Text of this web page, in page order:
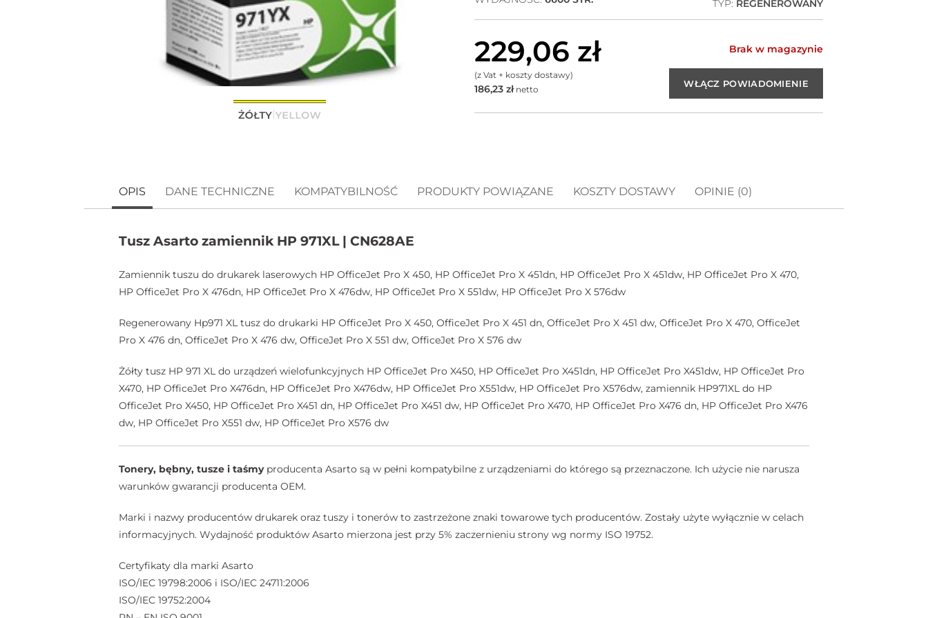
TYP: REGENEROWANY
229,06 zł
(z Vat + koszty dostawy)
186,23 złnetto
Brak w magazynie
OPIS DANE TECHNICZNE KOMPATYBILNOŚĆ PRODUKTY POWIĄZANE KOSZTY DOSTAWY OPINIE (0)
Tusz Asarto zamiennik HP 971XL | CN628AE
Zamiennik tuszu do drukarek laserowych HP OfficeJet Pro X 450, HP OfficeJet Pro X 451dn, HP OfficeJet Pro X 451dw, HP OfficeJet Pro X 470,
HP OfficeJet Pro X 476dn, HP OfficeJet Pro X 476dw, HP OfficeJet Pro X 551dw, HP OfficeJet Pro X 576dw
Regenerowany Hp971 XL tusz do drukarki HP OfficeJet Pro X 450, OfficeJet Pro X 451 dn, OfficeJet Pro X 451 dw, OfficeJet Pro X 470, OfficeJet
Pro X 476 dn, OfficeJet Pro X 476 dw, OfficeJet Pro X 551 dw, OfficeJet Pro X 576 dw
Żółty tusz HP 971 XL do urządzeń wielofunkcyjnych HP OfficeJet Pro X450, HP OfficeJet Pro X451dn, HP OfficeJet Pro X451dw, HP OfficeJet Pro
X470, HP OfficeJet Pro X476dn, HP OfficeJet Pro X476dw, HP OfficeJet Pro X551dw, HP OfficeJet Pro X576dw, zamiennik HP971XL do HP
OfficeJet Pro X450, HP OfficeJet Pro X451 dn, HP OfficeJet Pro X451 dw, HP OfficeJet Pro X470, HP OfficeJet Pro X476 dn, HP OfficeJet Pro X476
dw, HP OfficeJet Pro X551 dw, HP OfficeJet Pro X576 dw
Tonery, bębny, tusze i taśmyproducenta Asarto są w pełni kompatybilne z urządzeniami do którego są przeznaczone. Ich użycie nie narusza
warunków gwarancji producenta OEM.
Marki i nazwy producentów drukarek oraz tuszy i tonerów to zastrzeżone znaki towarowe tych producentów. Zostały użyte wyłącznie w celach
informacyjnych. Wydajność produktów Asarto mierzona jest przy 5% zaczernieniu strony wg normy ISO 19752.
Certyfikaty dla marki Asarto
ISO/IEC 19798:2006 i ISO/IEC 24711:2006
ISO/IEC 19752:2004